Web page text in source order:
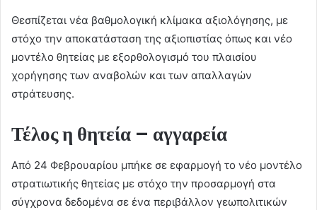
Θεσπίζεται νέα βαθμολογική κλίμακα αξιολόγησης, με
στόχο την αποκατάσταση της αξιοπιστίας όπως και νέο
μοντέλο θητείας με εξορθολογισμό του πλαισίου
χορήγησης των αναβολών και των απαλλαγών
στράτευσης.
Τέλος η θητεία – αγγαρεία
Από 24 Φεβρουαρίου μπήκε σε εφαρμογή το νέο μοντέλο
στρατιωτικής θητείας με στόχο την προσαρμογή στα
σύγχρονα δεδομένα σε ένα περιβάλλον γεωπολιτικών